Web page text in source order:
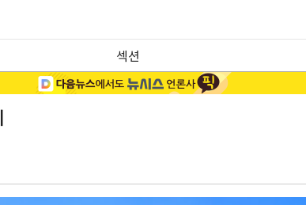
섹션